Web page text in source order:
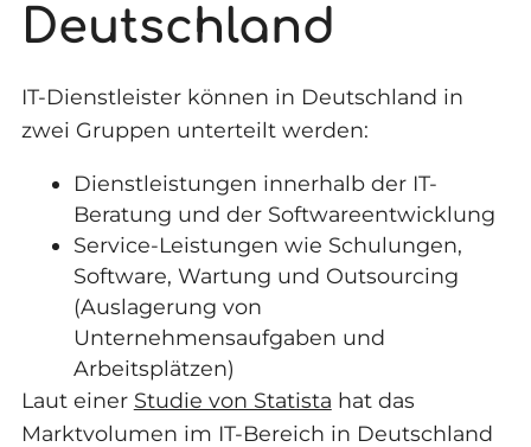
Deutschland
IT-Dienstleister können in Deutschland in
zwei Gruppen unterteilt werden:
Dienstleistungen innerhalb der IT-
Beratung und der Softwareentwicklung
Service-Leistungen wie Schulungen,
Software, Wartung und Outsourcing
(Auslagerung von
Unternehmensaufgaben und
Arbeitsplätzen)
Laut einer Studie von Statista hat das
Marktvolumen im IT-Bereich in Deutschland